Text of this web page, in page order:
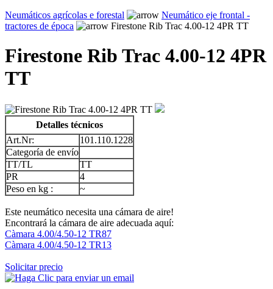
Neumáticos agrícolas e forestal
Neumático eje frontal -
tractores de época
Firestone Rib Trac 4.00-12 4PR TT
Firestone Rib Trac 4.00-12 4PR
TT
Detalles técnicos
Art.Nr:
101.110.1228
Categoría de envío
TT/TL
TT
PR
4
Peso en kg :
~
Este neumático necesita una cámara de aire!
Encontrará la cámara de aire adecuada aquí:
Càmara 4.00/4.50-12 TR87
Càmara 4.00/4.50-12 TR13
Solicitar precio